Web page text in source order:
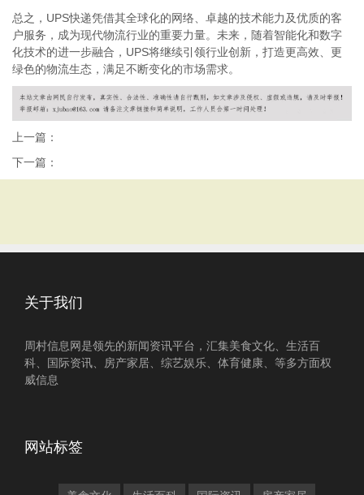
总之，UPS快递凭借其全球化的网络、卓越的技术能力及优质的客
户服务，成为现代物流行业的重要力量。未来，随着智能化和数字
化技术的进一步融合，UPS将继续引领行业创新，打造更高效、更
绿色的物流生态，满足不断变化的市场需求。
上一篇：
下一篇：
关于我们
周村信息网是领先的新闻资讯平台，汇集美食文化、生活百
科、国际资讯、房产家居、综艺娱乐、体育健康、等多方面权
威信息
网站标签